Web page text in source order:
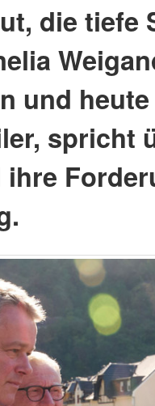
die tiefe
und
spricht